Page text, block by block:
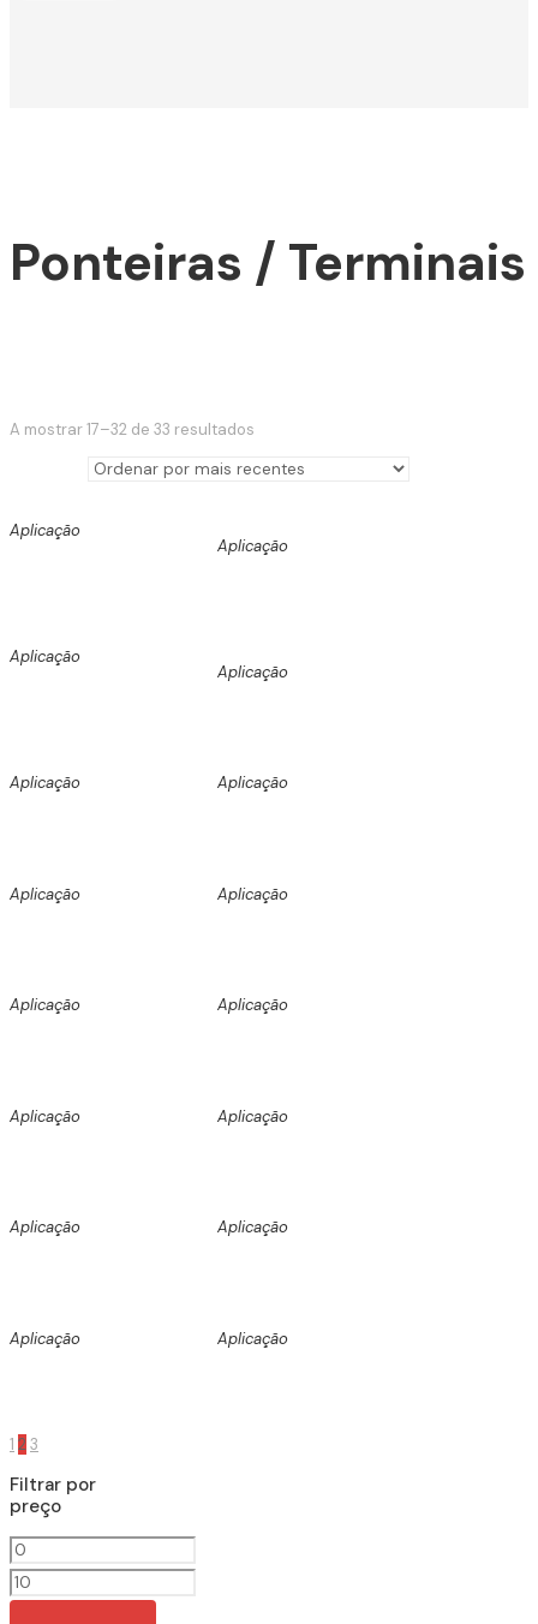
Ponteiras / Terminais
A mostrar 17–32 de 33 resultados
mais
Aplicação
Aplicação
Aplicação
Aplicação
Aplicação Aplicação
Aplicação Aplicação
Aplicação Aplicação
Aplicação Aplicação
Aplicação Aplicação
Aplicação Aplicação
1 23
Filtrar por
preço
Preço
mínimo
Preço